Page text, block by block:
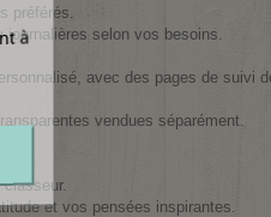
préférés.
selon vos besoins.
avec des pages de suivi
vendues séparément.
et vos pensées inspirantes.
à